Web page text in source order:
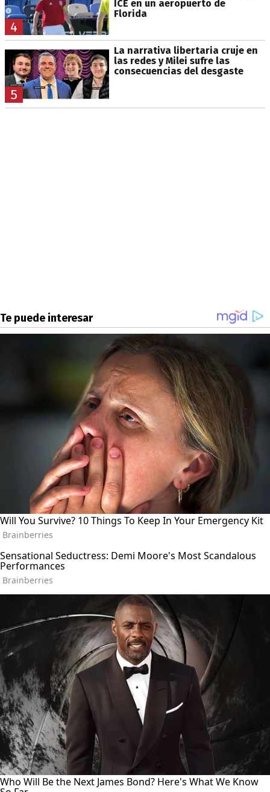
4
ICE en un aeropuerto de
Florida
5
La narrativa libertaria cruje en
las redes y Milei sufre las
consecuencias del desgaste